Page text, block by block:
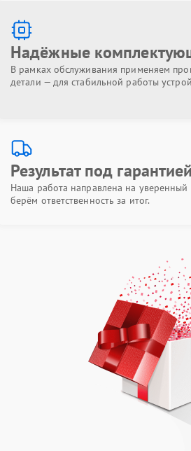
Надёжные
В рамках обслуживания применяем
детали — для стабильной работы
Результат под гарантией
Наша работа направлена на уверенный
берём ответственность за итог.